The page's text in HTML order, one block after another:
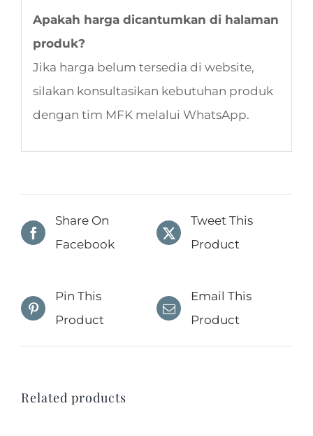
Apakah harga dicantumkan di halaman
produk?
Jika harga belum tersedia di website,
silakan konsultasikan kebutuhan produk
dengan tim MFK melalui WhatsApp.
Share On
Facebook
Tweet This
Product
Pin This
Product
Email This
Product
Related products